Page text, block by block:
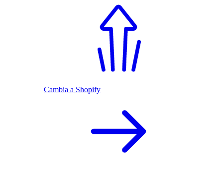
Cambia a Shopify